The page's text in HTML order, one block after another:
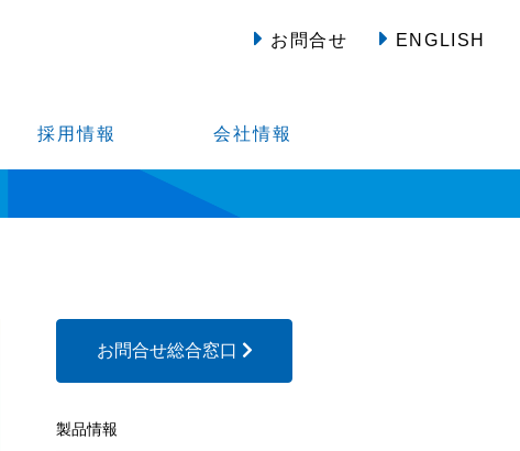
お問合せ ENGLISH
採用情報 会社情報
お問合せ総合窓口
製品情報